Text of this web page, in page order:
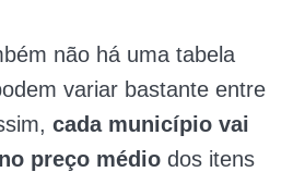
não há uma tabela
variar bastante entre
cada município vai
preço médio dos itens